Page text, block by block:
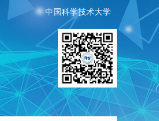
中国科学技术大学